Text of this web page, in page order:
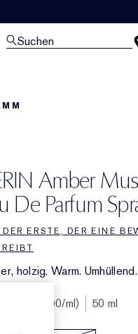
Suchen
Amber
De Parfum
ERSTE, DER EINE
holzig. Warm. Umhüllend.
€2.90/ml 50 ml